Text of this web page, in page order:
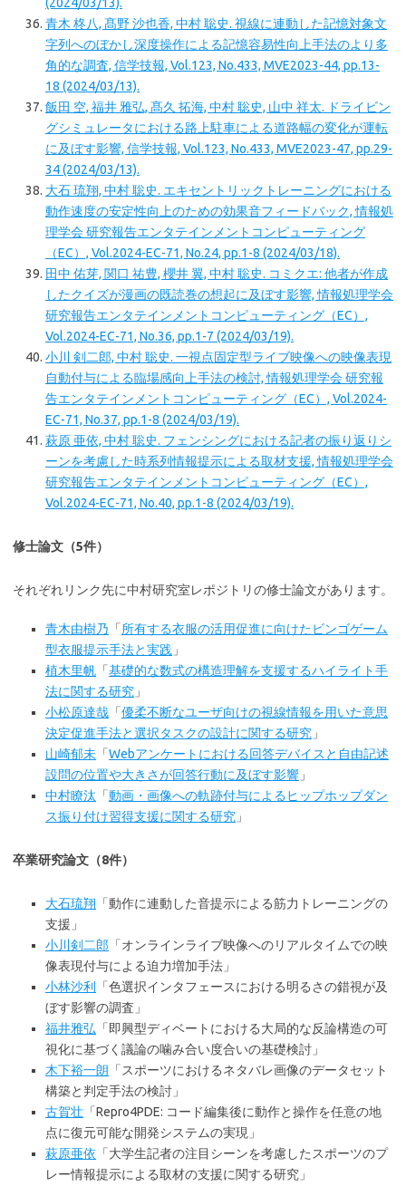
(2024/03/13).
青木 柊八, 髙野 沙也香, 中村 聡史. 視線に連動した記憶対象文
字列へのぼかし深度操作による記憶容易性向上手法のより多
角的な調査, 信学技報, Vol.123, No.433, MVE2023-44, pp.13-
18 (2024/03/13).
飯田 空, 福井 雅弘, 髙久 拓海, 中村 聡史, 山中 祥太. ドライビン
グシミュレータにおける路上駐車による道路幅の変化が運転
に及ぼす影響, 信学技報, Vol.123, No.433, MVE2023-47, pp.29-
34 (2024/03/13).
大石 琉翔, 中村 聡史. エキセントリックトレーニングにおける
動作速度の安定性向上のための効果音フィードバック, 情報処
理学会 研究報告エンタテインメントコンピューティング
（EC）, Vol.2024-EC-71, No.24, pp.1-8 (2024/03/18).
田中 佑芽, 関口 祐豊, 櫻井 翼, 中村 聡史. コミクエ: 他者が作成
したクイズが漫画の既読巻の想起に及ぼす影響, 情報処理学会
研究報告エンタテインメントコンピューティング（EC）,
Vol.2024-EC-71, No.36, pp.1-7 (2024/03/19).
小川 剣二郎, 中村 聡史. 一視点固定型ライブ映像への映像表現
自動付与による臨場感向上手法の検討, 情報処理学会 研究報
告エンタテインメントコンピューティング（EC）, Vol.2024-
EC-71, No.37, pp.1-8 (2024/03/19).
萩原 亜依, 中村 聡史. フェンシングにおける記者の振り返りシ
ーンを考慮した時系列情報提示による取材支援, 情報処理学会
研究報告エンタテインメントコンピューティング（EC）,
Vol.2024-EC-71, No.40, pp.1-8 (2024/03/19).
修士論文（5件）
それぞれリンク先に中村研究室レポジトリの修士論文があります。
青木由樹乃 「所有する衣服の活用促進に向けたビンゴゲーム
型衣服提示手法と実践 」
植木里帆 「基礎的な数式の構造理解を支援するハイライト手
法に関する研究 」
小松原達哉 「優柔不断なユーザ向けの視線情報を用いた意思
決定促進手法と選択タスクの設計に関する研究 」
山崎郁未 「Webアンケートにおける回答デバイスと自由記述
設問の位置や大きさが回答行動に及ぼす影響 」
中村瞭汰 「動画・画像への軌跡付与によるヒップホップダン
ス振り付け習得支援に関する研究 」
卒業研究論文（8件）
大石琉翔 「動作に連動した音提示による筋力トレーニングの
支援」
小川剣二郎 「オンラインライブ映像へのリアルタイムでの映
像表現付与による迫力増加手法」
小林沙利
「色選択インタフェースにおける明るさの錯視が及
ぼす影響の調査」
福井雅弘 「即興型ディベートにおける大局的な反論構造の可
視化に基づく議論の噛み合い度合いの基礎検討」
木下裕一朗 「スポーツにおけるネタバレ画像のデータセット
構築と判定手法の検討」
古賀壮 「Repro4PDE: コード編集後に動作と操作を任意の地
点に復元可能な開発システムの実現」
萩原亜依 「大学生記者の注目シーンを考慮したスポーツのプ
レー情報提示による取材の支援に関する研究」